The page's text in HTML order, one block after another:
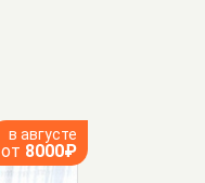
в августе
от 8000₽